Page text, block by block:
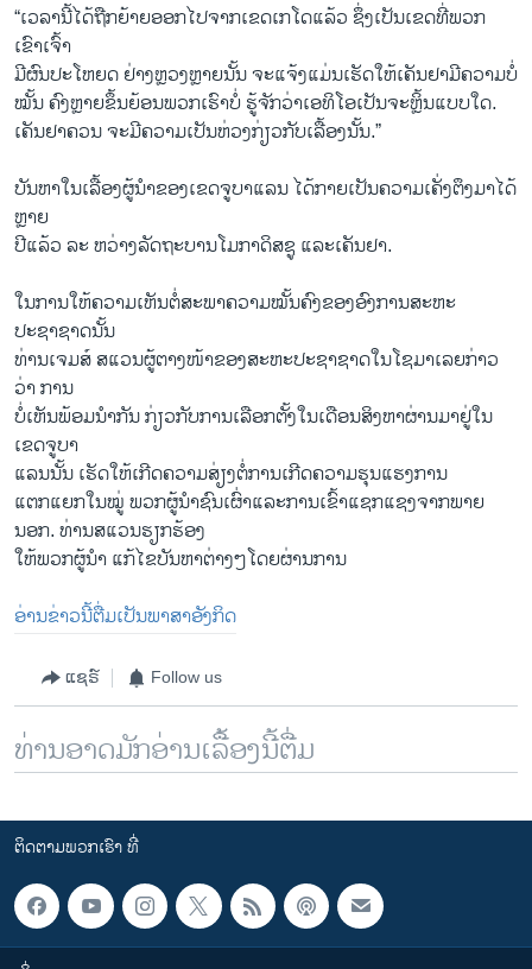
“ເວລານີ້ໄດ້ຖືກຍ້າຍອອກໄປຈາກເຂດເກໂດແລ້ວ ຊຶ່ງເປັນເຂດທີ່ພວກ
ເຂົາເຈົ້າ
ມີຜົນປະໂຫຍດ ຢ່າງຫຼວງຫຼາຍນັ້ນ ຈະແຈ້ງແມ່ນເຮັດໃຫ້ເຄັນຢາມີຄວາມບໍ່
ໝັ້ນ ຄົງຫຼາຍຂຶ້ນຍ້ອນພວກເຮົາບໍ່ ຮູ້ຈັກວ່າເອທິໂອເປັນຈະຫຼິ້ນແບບໃດ.
ເຄັນຢາຄວນ ຈະມີຄວາມເປັນຫ່ວງກ່ຽວກັບເລື້ອງນັ້ນ.”
ບັນຫາໃນເລື້ອງຜູ້ນຳຂອງເຂດຈູບາແລນ ໄດ້ກາຍເປັນຄວາມເຄັ່ງຕຶງມາໄດ້
ຫຼາຍ
ປີແລ້ວ ລະ ຫວ່າງລັດຖະບານໂມກາດິສຊູ ແລະເຄັນຢາ.
ໃນການໃຫ້ຄວາມເຫັນຕໍ່ສະພາຄວາມໝັ້ນຄົງຂອງອົງການສະຫະ
ປະຊາຊາດນັ້ນ
ທ່ານເຈມສ໌ ສແວນຜູ້ຕາງໜ້າຂອງສະຫະປະຊາຊາດໃນໂຊມາເລຍກ່າວ
ວ່າ​ ການ
ບໍ່ເຫັນພ້ອມນຳກັນ ກ່ຽວກັບການເລືອກຕັ້ງໃນເດືອນສິງຫາຜ່ານມາຢູ່ໃນ
ເຂດຈູບາ
ແລນນັ້ນ ເຮັດໃຫ້ເກີດຄວາມສ່ຽງຕໍ່ການເກີດຄວາມຮຸນແຮງການ
ແຕກແຍກໃນໝູ່ ພວກຜູ້ນຳຊົນເຜົ່າແລະການເຂົ້າແຊກແຊງຈາກພາຍ
ນອກ. ທ່ານສແວນຮຽກຮ້ອງ
ໃຫ້ພວກຜູ້ນຳ ແກ້ໄຂບັນຫາຕ່າງໆໂດຍຜ່ານການ
ອ່ານ​ຂ່າວນີ້​ຕື່ມ​ເປັນ​ພາ​ສ​າ​ອັງ​ກິດ
ແຊຣ໌ Follow us
ທ່ານອາດມັກອ່ານເລື້ອງນີ້ຕື່ມ
ຕິດຕາມພວກເຮົາ ທີ່